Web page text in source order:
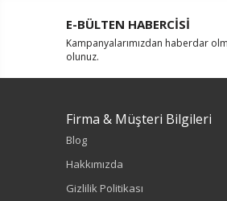
E-BÜLTEN HABERCİSİ
Kampanyalarımızdan haberdar
olunuz.
Firma & Müşteri Bilgileri
Blog
Hakkımızda
Gizlilik Politikası